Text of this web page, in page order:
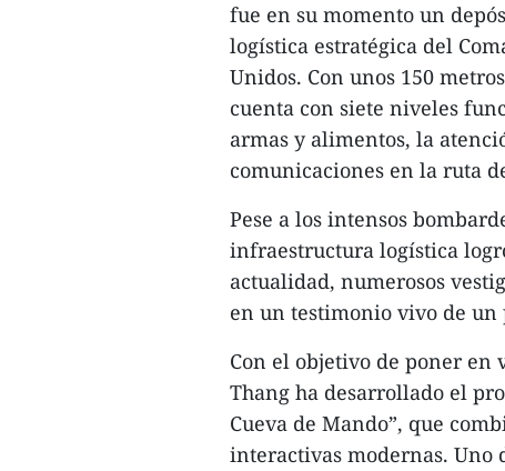
fue en su momento un
logística estratégica del
Unidos. Con unos 150
cuenta con siete niveles
armas y alimentos, la
comunicaciones en la ruta
Pese a los intensos
infraestructura logística
actualidad, numerosos
en un testimonio vivo de
Con el objetivo de poner en
Thang ha desarrollado el
Cueva de Mando”, que
interactivas modernas. Uno